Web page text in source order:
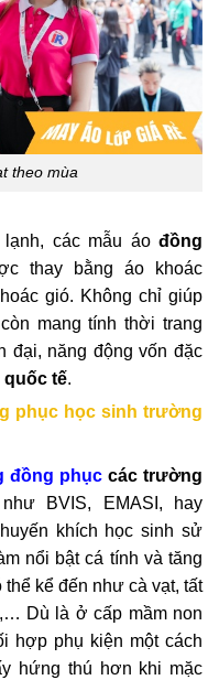
theo mùa
các mẫu áo đồng
thay bằng áo khoác
gió. Không chỉ giúp
mang tính thời trang
đại, năng động vốn đặc
tế.
phục học sinh trường
đồng phục các trường
BVIS, EMASI, hay
khích học sinh sử
nổi bật cá tính và tăng
kể đến như cà vạt, tất
Dù là ở cấp mầm non
hợp phụ kiện một cách
hứng thú hơn khi mặc